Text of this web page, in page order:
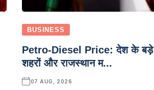
BUSINESS
Petro-Diesel Price: देश के बड़े
शहरों और राजस्थान म...
07 AUG, 2026